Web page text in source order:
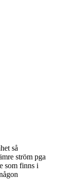
så
ström pga
som finns i